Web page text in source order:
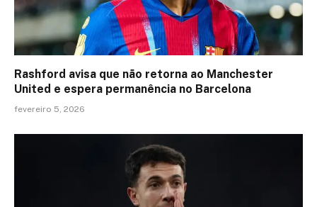
Rashford avisa que não retorna ao Manchester
United e espera permanência no Barcelona
fevereiro 5, 2026